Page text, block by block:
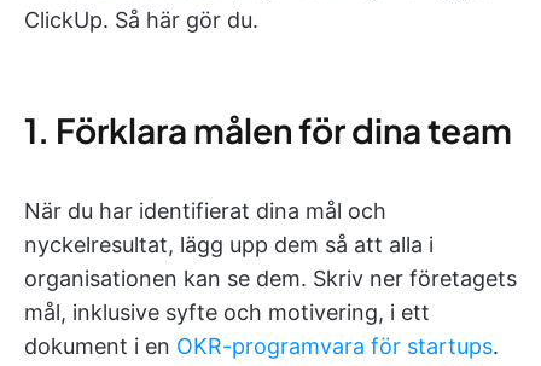
ClickUp. Så här gör du.
1. Förklara målen för dina team
När du har identifierat dina mål och
nyckelresultat, lägg upp dem så att alla i
organisationen kan se dem. Skriv ner företagets
mål, inklusive syfte och motivering, i ett
dokument i en OKR-programvara för startups.